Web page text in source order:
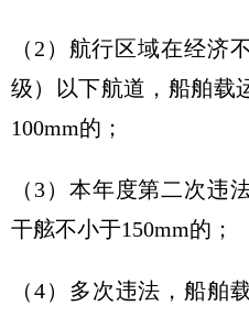
（2）航行区域在经济
级）以下航道，船舶载
100mm的；
（3）本年度第二次违
干舷不小于150mm的；
（4）多次违法，船舶